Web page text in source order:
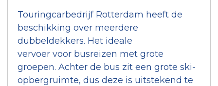
Touringcarbedrijf Rotterdam heeft de
beschikking over meerdere
dubbeldekkers. Het ideale
vervoer voor busreizen met grote
groepen. Achter de bus zit een grote ski-
opbergruimte, dus deze is uitstekend te